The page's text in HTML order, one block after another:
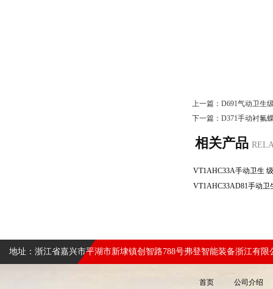
上一篇： D691气动卫生
下一篇： D371手动衬氟
相关产品
地址：浙江省嘉兴市平湖市新埭镇创智路788号弗登智能装备浙江有限
首页 公司介绍